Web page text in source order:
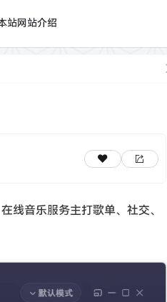
站网站介绍
线音乐服务主打歌单、社交、